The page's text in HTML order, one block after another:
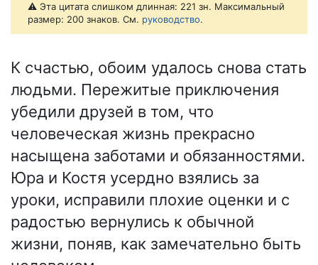
⚠️ Эта цитата слишком длинная: 221 зн. Максимальный
размер: 200 знаков. См. руководство.
К счастью, обоим удалось снова стать
людьми. Пережитые приключения
убедили друзей в том, что
человеческая жизнь прекрасно
насыщена заботами и обязанностями.
Юра и Костя усердно взялись за
уроки, исправили плохие оценки и с
радостью вернулись к обычной
жизни, поняв, как замечательно быть